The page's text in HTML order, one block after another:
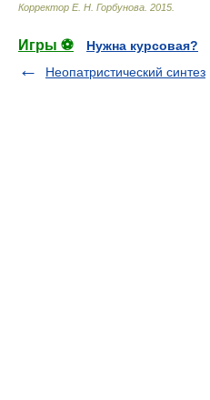
Корректор Е. Н. Горбунова 2015
Игры ⚽
Нужна курсовая?
Неопатристический синтез